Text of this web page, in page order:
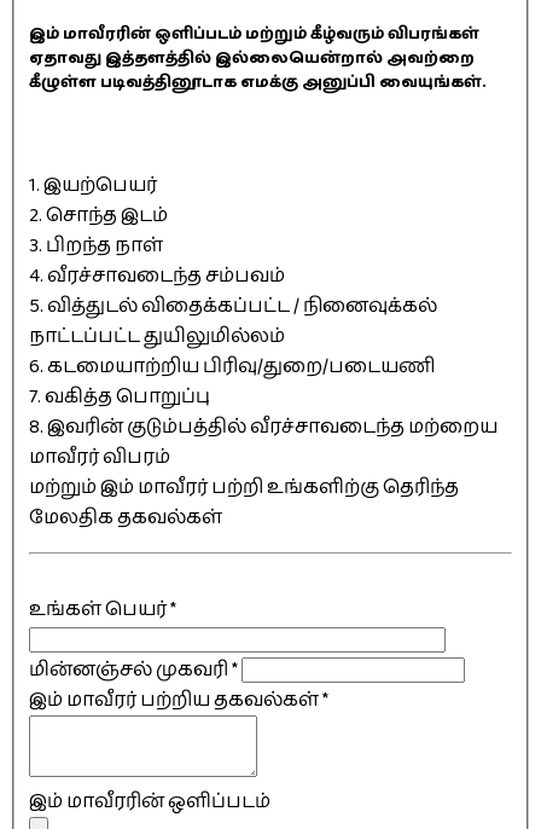
இம் மாவீரரின் ஒளிப்படம் மற்றும் கீழ்வரும் விபரங்கள்
ஏதாவது இத்தளத்தில் இல்லையென்றால் அவற்றை
கீழுள்ள படிவத்தினூடாக எமக்கு அனுப்பி வையுங்கள்.
1. இயற்பெயர்
2. சொந்த இடம்
3. பிறந்த நாள்
4. வீரச்சாவடைந்த சம்பவம்
5. வித்துடல் விதைக்கப்பட்ட / நினைவுக்கல்
நாட்டப்பட்ட துயிலுமில்லம்
6. கடமையாற்றிய பிரிவு/துறை/படையணி
7. வகித்த பொறுப்பு
8. இவரின் குடும்பத்தில் வீரச்சாவடைந்த மற்றைய
மாவீரர் விபரம்
மற்றும் இம் மாவீரர் பற்றி உங்களிற்கு தெரிந்த
மேலதிக தகவல்கள்
உங்கள் பெயர்*
மின்னஞ்சல் முகவரி*
இம் மாவீரர் பற்றிய தகவல்கள்*
இம் மாவீரரின் ஒளிப்படம்